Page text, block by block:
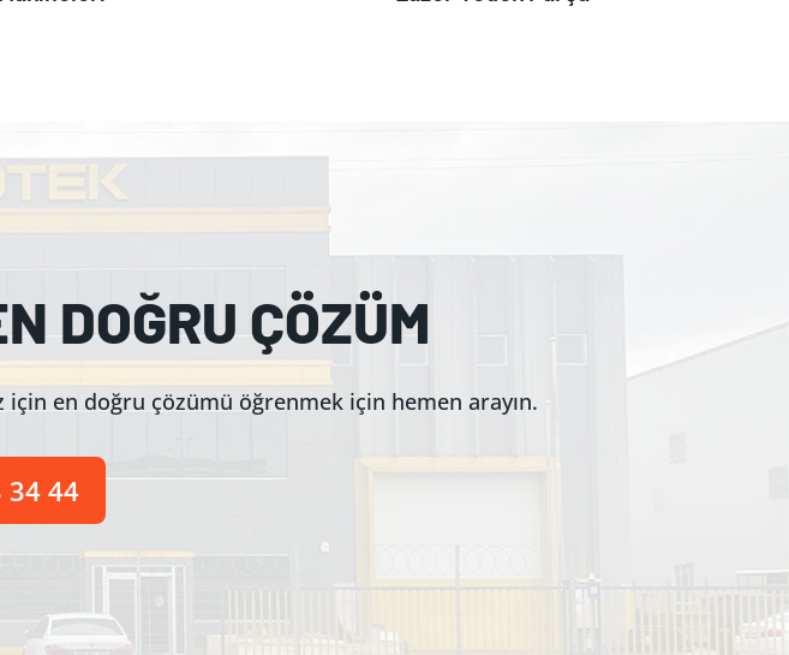
DOĞRU ÇÖZÜM
en doğru çözümü öğrenmek için hemen arayın.
34 44